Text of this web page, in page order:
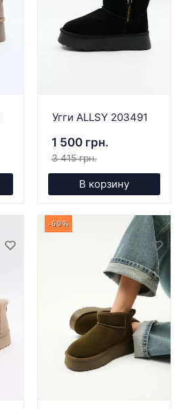
Угги ALLSY 203491
1 500 грн.
3 415 грн.
В корзину
-60%